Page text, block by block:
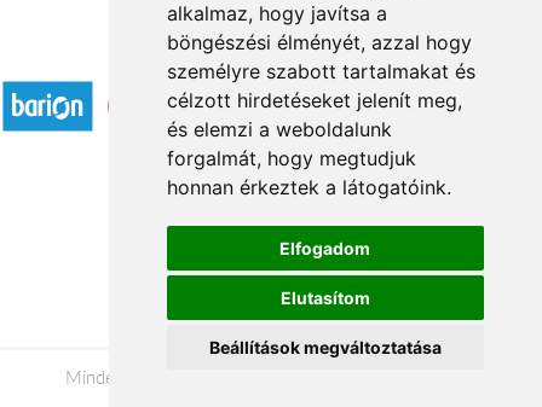
alkalmaz, hogy javítsa a
böngészési élményét, azzal hogy
személyre szabott tartalmakat és
célzott hirdetéseket jelenít meg,
és elemzi a weboldalunk
forgalmát, hogy megtudjuk
honnan érkeztek a látogatóink.
Elfogadom
Elutasítom
Beállítások megváltoztatása
Elfogadott fizetési módok
Á.SZ.F.
Impresszum
Adatkezelési tájékoztató
Minden jog fenntartva © 2026 |